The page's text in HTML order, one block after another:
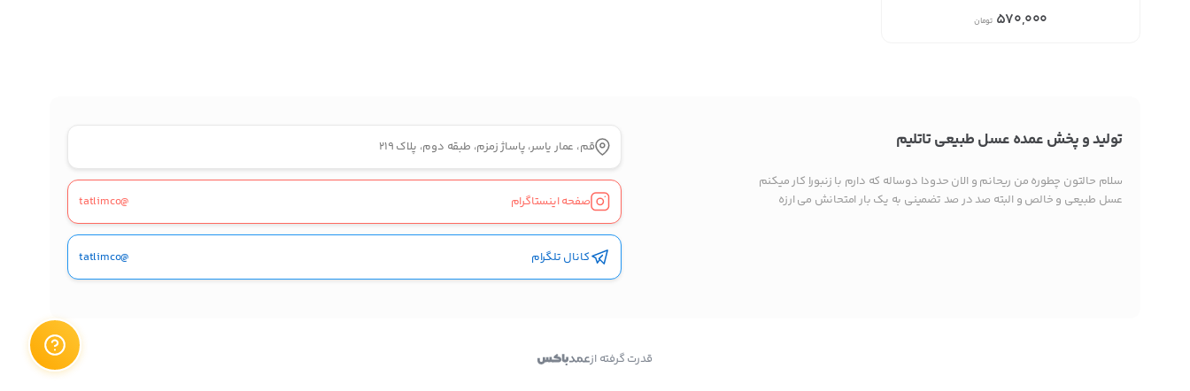
570,000 تومان
تولید و پخش عمده عسل طبیعی تاتلیم
سلام حالتون چطوره من ریحانم و الان حدودا دوساله که دارم با زنبورا کار میکنم
عسل طبیعی و خالص و البته صد در صد تضمینی به یک بار امتحانش می ارزه
قم، عمار یاسر، پاساژ زمزم، طبقه دوم، پلاک 219
صفحه اینستاگرام @tatlimco
کانال تلگرام @tatlimco
قدرت گرفته از